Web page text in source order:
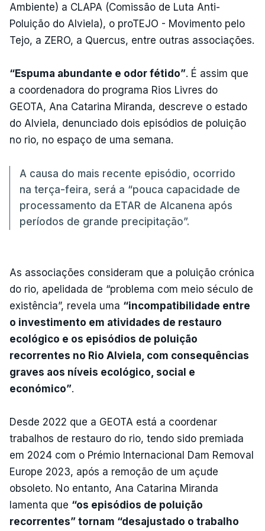
Ambiente) a CLAPA (Comissão de Luta Anti-
Poluição do Alviela), o proTEJO - Movimento pelo
Tejo, a ZERO, a Quercus, entre outras associações.
“Espuma abundante e odor fétido”. É assim que
a coordenadora do programa Rios Livres do
GEOTA, Ana Catarina Miranda, descreve o estado
do Alviela, denunciado dois episódios de poluição
no rio, no espaço de uma semana.
A causa do mais recente episódio, ocorrido
na terça-feira, será a “pouca capacidade de
processamento da ETAR de Alcanena após
períodos de grande precipitação”.
As associações consideram que a poluição crónica
do rio, apelidada de “problema com meio século de
existência”, revela uma “incompatibilidade entre
o investimento em atividades de restauro
ecológico e os episódios de poluição
recorrentes no Rio Alviela, com consequências
graves aos níveis ecológico, social e
económico”.
Desde 2022 que a GEOTA está a coordenar
trabalhos de restauro do rio, tendo sido premiada
em 2024 com o Prémio Internacional Dam Removal
Europe 2023, após a remoção de um açude
obsoleto. No entanto, Ana Catarina Miranda
lamenta que “os episódios de poluição
recorrentes” tornam “desajustado o trabalho